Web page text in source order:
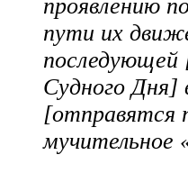
проявлению
пути их
Судного
[отправятся
мучительное